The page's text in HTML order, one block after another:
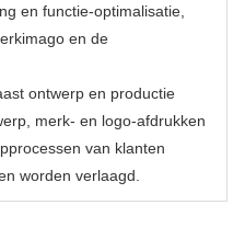
en functie-optimalisatie,
en de
ontwerp en productie
merk- en logo-afdrukken
van klanten
worden verlaagd.